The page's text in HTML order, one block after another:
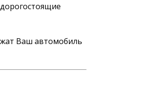
Ваш автомобиль